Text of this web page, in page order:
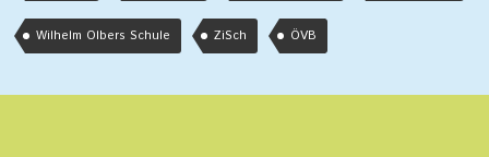
Wilhelm Olbers Schule ZiSch ÖVB